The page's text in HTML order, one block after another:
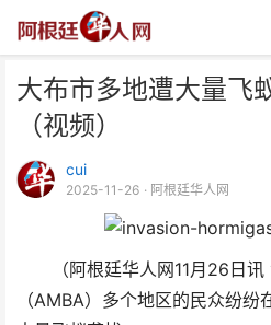
大布市多地遭大量飞
（视频）
cui
2025-11-26 · 阿根廷华人网
（阿根廷华人网11月26日
（AMBA）多个地区的民众纷
释疑（视频）